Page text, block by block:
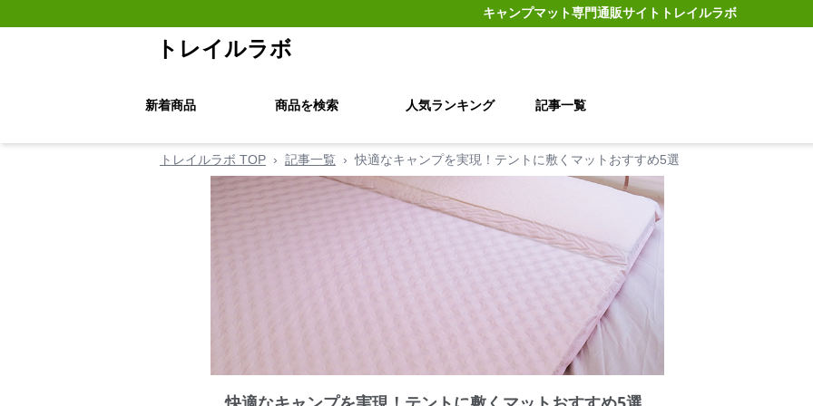
キャンプマット専門通販サイト トレイルラボ
トレイルラボ
新着商品 商品を検索 人気ランキング 記事一覧
トレイルラボ TOP › 記事一覧 › 快適なキャンプを実現！テントに敷くマットおすすめ5選